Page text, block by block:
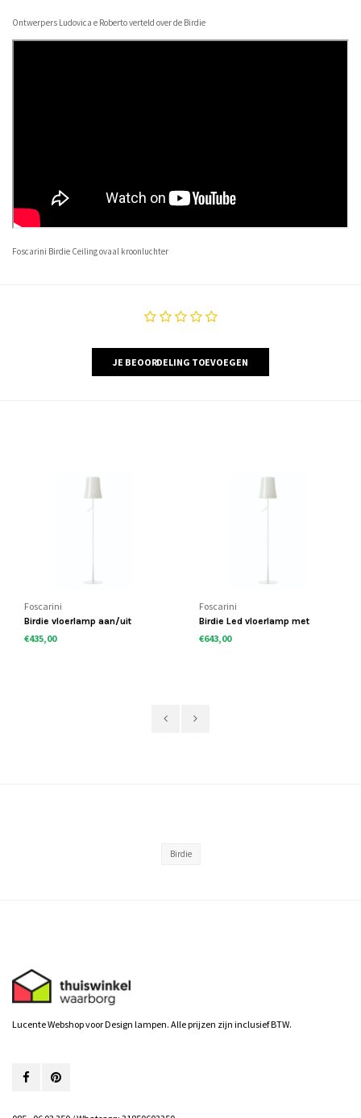
Ontwerpers Ludovica e Roberto verteld over de Birdie
Foscarini Birdie Ceiling ovaal kroonluchter
JE BEOORDELING TOEVOEGEN
Foscarini
Birdie vloerlamp aan/uit
€435,00
Foscarini
Birdie Led vloerlamp met
touchdimmer
€643,00
Birdie
Lucente Webshop voor Design lampen. Alle prijzen zijn inclusief BTW.